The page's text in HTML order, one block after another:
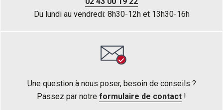
Du lundi au vendredi: 8h30-12h et 13h30-16h
Une question à nous poser, besoin de conseils ?
Passez par notre formulaire de contact !